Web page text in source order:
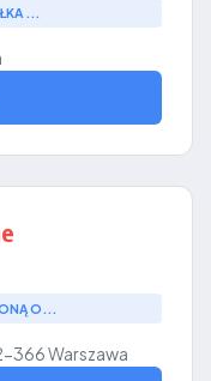
...
O...
366 Warszawa